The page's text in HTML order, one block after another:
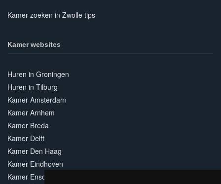
Kamer zoeken in Zwolle tips
Kamer websites
Huren in Groningen
Huren in Tilburg
Kamer Amsterdam
Kamer Arnhem
Kamer Breda
Kamer Delft
Kamer Den Haag
Kamer Eindhoven
Kamer Enschede